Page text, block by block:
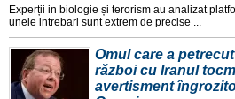
Experții in biologie și terorism au analizat
unele intrebari sunt extrem de precise ...
Omul care a
război cu Iranul
avertisment